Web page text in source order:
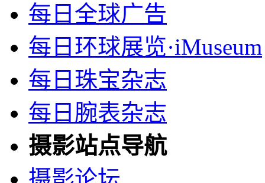
每日全球广告
每日环球展览·iMuseum
每日珠宝杂志
每日腕表杂志
摄影站点导航